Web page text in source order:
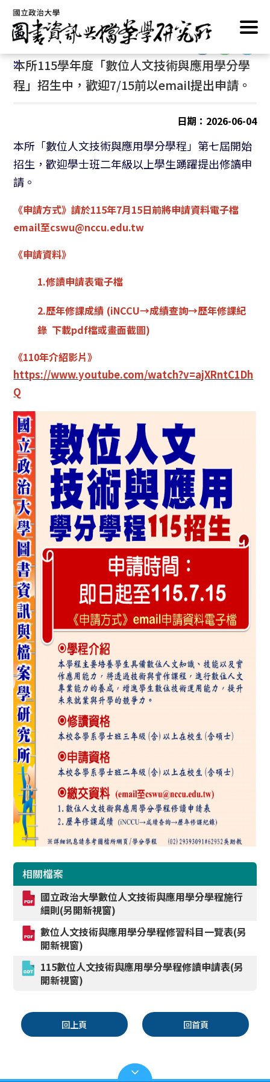
跳
到
主
要
內
容
首頁/最新消息
:::
本所115學年度「數位人文技術與應用學分學
程」招生中，歡迎7/15前以email提出申請。
日期：2026-06-04
本所「數位人文技術與應用學分學程」第七屆開始
招生，歡迎學士班二年級以上學生踴躍提出修讀申
請。
《申請方式》請於115年7月15日前將申請資料電子檔
email至cswu@nccu.edu.tw
《申請資料》
1.修讀申請表電子檔
2.歷年修課成績 (iNCCU→成績查詢→歷年修課紀
錄 下載pdf檔或畫面截圖)
《110年介紹影片》
https://www.youtube.com/watch?v=ajXRntC1Dh
Q
相關檔案
國立政治大學數位人文技術與應用學分學程施行
細則(另開新視窗)
數位人文技術與應用學分學程修習科目一覽表(另
開新視窗)
115數位人文技術與應用學分學程修讀申請表(另
開新視窗)
回上頁 回首頁